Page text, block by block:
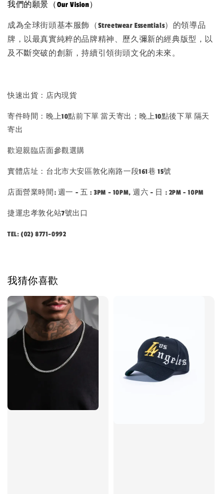
我們的願景（Our Vision）
成為全球街頭基本服飾（Streetwear Essentials）的領導品
牌，以最真實純粹的品牌精神、歷久彌新的經典版型，以
及不斷突破的創新，持續引領街頭文化的未來。
快速出貨：店內現貨
寄件時間：晚上10點前下單 當天寄出；晚上10點後下單 隔天
寄出
歡迎親臨店面參觀選購
實體店址：台北市大安區敦化南路一段161巷 15號
店面營業時間: 週一 - 五 : 3PM - 10PM, 週六 - 日 : 2PM - 10PM
捷運忠孝敦化站7號出口
TEL: (02) 8771-0992
我猜你喜歡